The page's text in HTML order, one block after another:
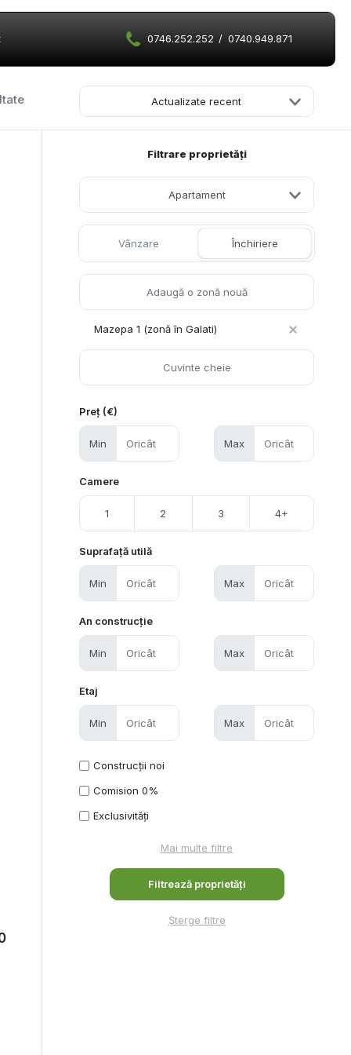
0746.252.252 / 0740.949.871
Actualizate recent
Filtrare proprietăți
Apartament
Vânzare Închiriere
Mazepa 1 (zonă în Galati)
Preț (€)
Min Max
Camere
1 2 3 4+
Suprafață utilă
Min Max
An construcție
Min Max
Etaj
Min Max
Construcții noi
Comision 0%
Exclusivități
Mai multe filtre
Șterge filtre